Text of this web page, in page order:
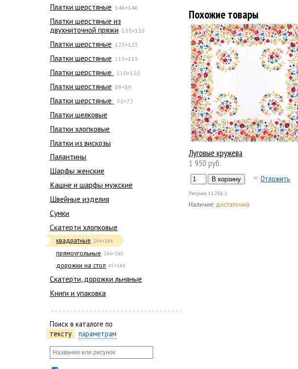
Платки шерстяные 146×146
Платки шерстяные из
двухниточной пряжи 135×135
Платки шерстяные 125×125
Платки шерстяные 115×115
Платки шерстяные 110×110
Платки шерстяные 89×89
Платки шерстяные 72×72
Платки шелковые
Платки хлопковые
Платки из вискозы
Палантины
Шарфы женские
Кашне и шарфы мужские
Швейные изделия
Сумки
Скатерти хлопковые
квадратные 144×144
прямоугольные 144×240
дорожки на стол 45×148
Скатерти, дорожки льняные
Книги и упаковка
Поиск в каталоге по
тексту
параметрам
Похожие товары
Луговые кружева
1 950 руб.
Отложить
Рисунок 11238-1
Наличие: достаточно